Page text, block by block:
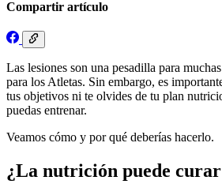
Compartir artículo
Las lesiones son una pesadilla para
para los Atletas. Sin embargo, es
tus objetivos ni te olvides de tu plan
puedas entrenar.
Veamos cómo y por qué deberías hacerlo.
¿La nutrición puede curar